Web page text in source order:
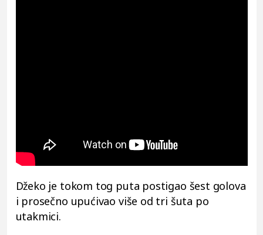
Džeko je tokom tog puta postigao šest golova
i prosečno upućivao više od tri šuta po
utakmici.